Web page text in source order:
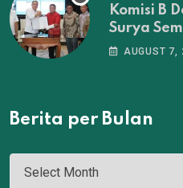
Komisi B
Surya
AUGUST 7,
Berita per Bulan